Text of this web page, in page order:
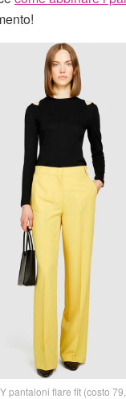
pantaloni flare fit (costo